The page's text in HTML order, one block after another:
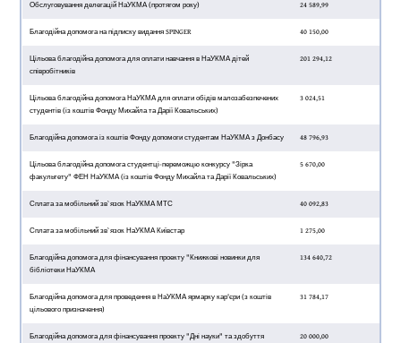
Обслуговування делегацій НаУКМА (протягом року) 24 589,99
Благодійна допомога на підписку видання SPINGER 40 150,00
Цільова благодійна допомога для оплати навчання в НаУКМА дітей
співробітників
201 294,12
Цільова благодійна допомога НаУКМА для оплати обідів малозабезпечених
студентів (із коштів Фонду Михайла та Дарії Ковальських)
3 024,51
Благодійна допомога із коштів Фонду допомоги студентам НаУКМА з Донбасу 48 796,93
Цільова благодійна допомога студентці-переможцю конкурсу "Зірка
факультету" ФЕН НаУКМА (із коштів Фонду Михайла та Дарії Ковальських)
5 670,00
Сплата за мобільний зв`язок НаУКМА МТС 40 092,83
Сплата за мобільний зв`язок НаУКМА Київстар 1 275,00
Благодійна допомога для фінансування проекту "Книжкові новинки для
бібліотеки НаУКМА
134 640,72
Благодійна допомога для проведення в НаУКМА ярмарку кар'єри (з коштів
цільового призначення)
31 784,17
Благодійна допомога для фінансування проекту "Дні науки" та здобуття
20 000,00